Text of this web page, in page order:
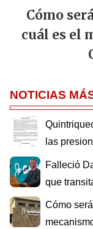
Cómo
cuál es el
NOTICIAS
las
Falleció
que
Cómo